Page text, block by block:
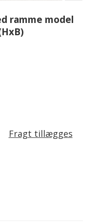
ramme model
Fragt tillægges